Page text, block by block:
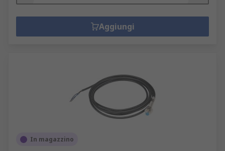
Aggiungi
In magazzino